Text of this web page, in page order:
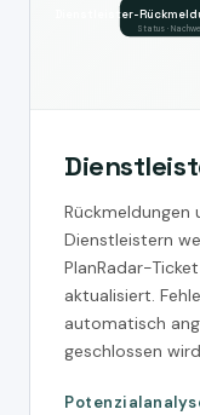
Dienstleister-
Status ·
Rückmeldungen
Dienstleistern
PlanRadar-
aktualisiert.
automatisch
geschlossen